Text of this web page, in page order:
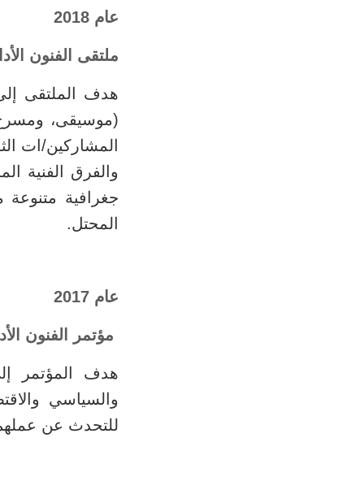
عام 2018
ملتقى الفنون
هدف الملتقى
(موسيقى،
المشاركين/ات
والفرق الفنية
المحتل.
عام 2017
مؤتمر الفنون
هدف المؤتمر
والسياسي
للتحدث عن